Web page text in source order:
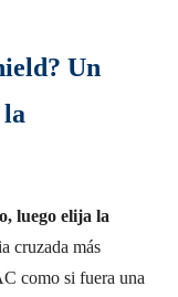
Un
luego elija la
cruzada más
como si fuera una